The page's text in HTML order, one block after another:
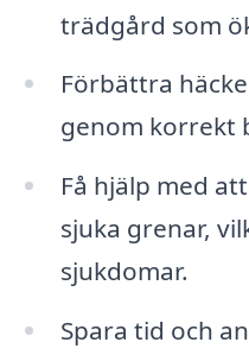
trädgård som
Förbättra
genom korrekt
Få hjälp med
sjuka grenar,
sjukdomar.
Spara tid och